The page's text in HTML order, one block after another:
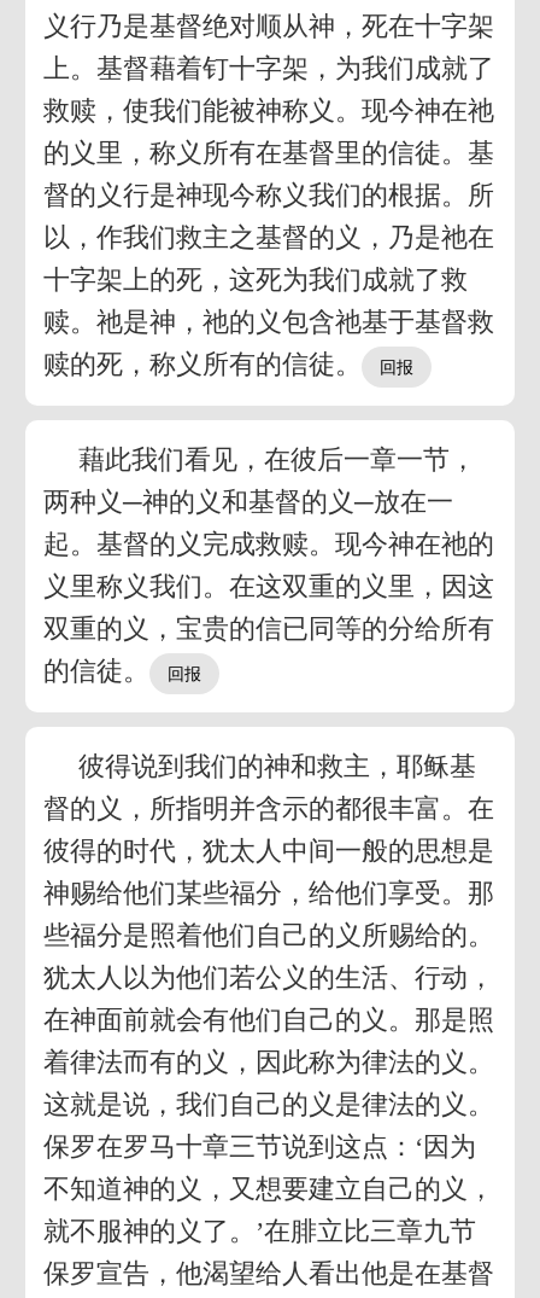
义行乃是基督绝对顺从神，死在十字架
上。基督藉着钉十字架，为我们成就了
救赎，使我们能被神称义。现今神在祂
的义里，称义所有在基督里的信徒。基
督的义行是神现今称义我们的根据。所
以，作我们救主之基督的义，乃是祂在
十字架上的死，这死为我们成就了救
赎。祂是神，祂的义包含祂基于基督救
赎的死，称义所有的信徒。
藉此我们看见，在彼后一章一节，
两种义─神的义和基督的义─放在一
起。基督的义完成救赎。现今神在祂的
义里称义我们。在这双重的义里，因这
双重的义，宝贵的信已同等的分给所有
的信徒。
彼得说到我们的神和救主，耶稣基
督的义，所指明并含示的都很丰富。在
彼得的时代，犹太人中间一般的思想是
神赐给他们某些福分，给他们享受。那
些福分是照着他们自己的义所赐给的。
犹太人以为他们若公义的生活、行动，
在神面前就会有他们自己的义。那是照
着律法而有的义，因此称为律法的义。
这就是说，我们自己的义是律法的义。
保罗在罗马十章三节说到这点：‘因为
不知道神的义，又想要建立自己的义，
就不服神的义了。’在腓立比三章九节
保罗宣告，他渴望给人看出他是在基督